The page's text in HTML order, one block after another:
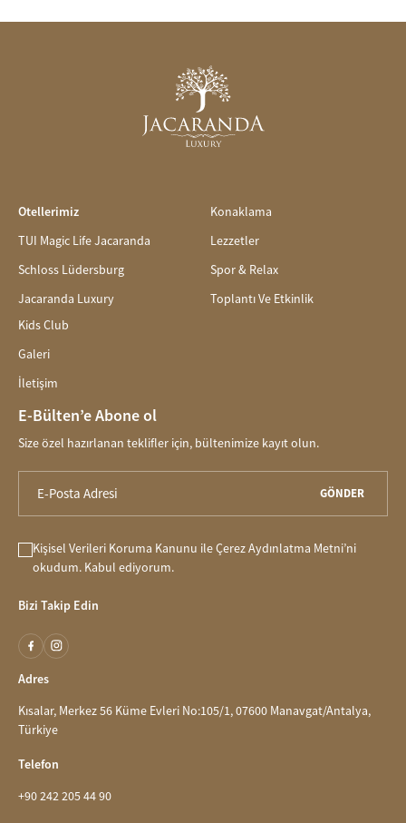
Otellerimiz
TUI Magic Life Jacaranda
Schloss Lüdersburg
Jacaranda Luxury
Konaklama
Lezzetler
Spor & Relax
Toplantı Ve Etkinlik
Kids Club
Galeri
İletişim
E-Bülten’e Abone ol
Size özel hazırlanan teklifler için, bültenimize kayıt olun.
GÖNDER
Kişisel Verileri Koruma Kanunu ileÇerez Aydınlatma Metni’ni
okudum. Kabul ediyorum.
Bizi Takip Edin
Adres
Kısalar, Merkez 56 Küme Evleri No:105/1, 07600 Manavgat/Antalya,
Türkiye
Telefon
+90 242 205 44 90